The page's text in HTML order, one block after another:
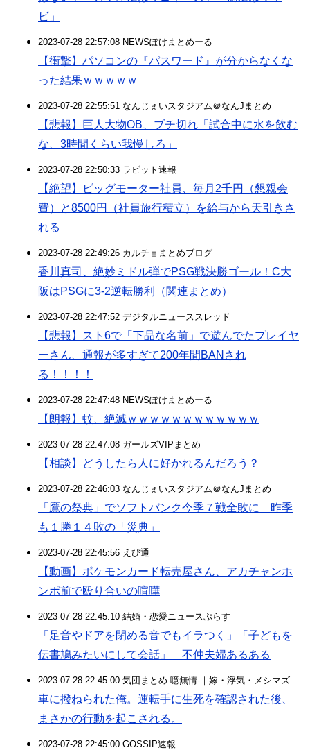
ビ」
2023-07-28 22:57:08 NEWSぽけまとめーる
【衝撃】パソコンの『パスワード』が分からなくな
った結果ｗｗｗｗｗ
2023-07-28 22:55:51 なんじぇいスタジアム＠なんJまとめ
【悲報】巨人大物OB、ブチ切れ「試合中に水を飲む
な、3時間くらい我慢しろ」
2023-07-28 22:50:33 ラビット速報
【絶望】ビッグモーター社員、毎月2千円（懇親会
費）と8500円（社員旅行積立）を給与から天引きさ
れる
2023-07-28 22:49:26 カルチョまとめブログ
香川真司、絶妙ミドル弾でPSG戦決勝ゴール！C大
阪はPSGに3-2逆転勝利（関連まとめ）
2023-07-28 22:47:52 デジタルニューススレッド
【悲報】スト6で「下品な名前」で遊んでたプレイヤ
ーさん、通報が多すぎて200年間BANされ
る！！！！
2023-07-28 22:47:48 NEWSぽけまとめーる
【朗報】蚊、絶滅ｗｗｗｗｗｗｗｗｗｗｗｗ
2023-07-28 22:47:08 ガールズVIPまとめ
【相談】どうしたら人に好かれるんだろう？
2023-07-28 22:46:03 なんじぇいスタジアム＠なんJまとめ
「鷹の祭典」でソフトバンク今季７戦全敗に 昨季
も１勝１４敗の「災典」
2023-07-28 22:45:56 えび通
【動画】ポケモンカード転売屋さん、アカチャンホ
ンポ前で殴り合いの喧嘩
2023-07-28 22:45:10 結婚・恋愛ニュースぷらす
「足音やドアを閉める音でもイラつく」「子どもを
伝書鳩みたいにして会話」 不仲夫婦あるある
2023-07-28 22:45:00 気団まとめ-噫無情-｜嫁・浮気・メシマズ
車に撥ねられた俺。運転手に生死を確認された後、
まさかの行動を起こされる。
2023-07-28 22:45:00 GOSSIP速報